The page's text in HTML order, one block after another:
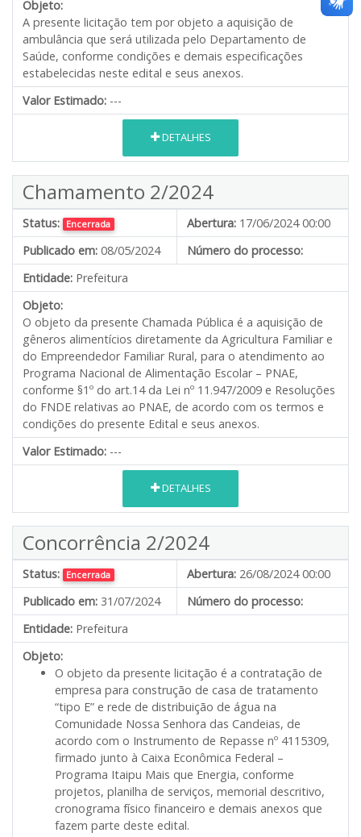
Objeto:
A presente licitação tem por objeto a aquisição de
ambulância que será utilizada pelo Departamento de
Saúde, conforme condições e demais especificações
estabelecidas neste edital e seus anexos.
Valor Estimado: ---
DETALHES
Chamamento 2/2024
Status: Encerrada Abertura: 17/06/2024 00:00
Publicado em: 08/05/2024
Número do processo:
Entidade: Prefeitura
Objeto:
O objeto da presente Chamada Pública é a aquisição de
gêneros alimentícios diretamente da Agricultura Familiar e
do Empreendedor Familiar Rural, para o atendimento ao
Programa Nacional de Alimentação Escolar – PNAE,
conforme §1º do art.14 da Lei nº 11.947/2009 e Resoluções
do FNDE relativas ao PNAE, de acordo com os termos e
condições do presente Edital e seus anexos.
Valor Estimado: ---
DETALHES
Concorrência 2/2024
Status: Encerrada Abertura: 26/08/2024 00:00
Publicado em: 31/07/2024
Número do processo:
Entidade: Prefeitura
Objeto:
O objeto da presente licitação é a contratação de
empresa para construção de casa de tratamento
“tipo E” e rede de distribuição de água na
Comunidade Nossa Senhora das Candeias, de
acordo com o Instrumento de Repasse nº 4115309,
firmado junto à Caixa Econômica Federal –
Programa Itaipu Mais que Energia, conforme
projetos, planilha de serviços, memorial descritivo,
cronograma físico financeiro e demais anexos que
fazem parte deste edital.